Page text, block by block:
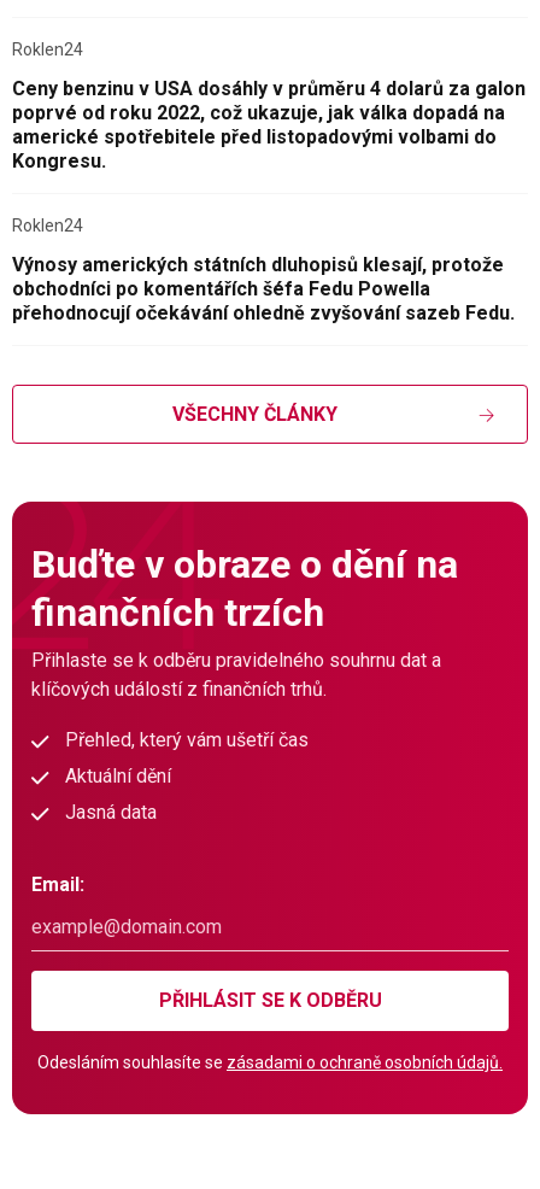
Roklen24
Ceny benzinu v USA dosáhly v průměru 4 dolarů za galon
poprvé od roku 2022, což ukazuje, jak válka dopadá na
americké spotřebitele před listopadovými volbami do
Kongresu.
Roklen24
Výnosy amerických státních dluhopisů klesají, protože
obchodníci po komentářích šéfa Fedu Powella
přehodnocují očekávání ohledně zvyšování sazeb Fedu.
VŠECHNY ČLÁNKY
Buďte v obraze o dění na
finančních trzích
Přihlaste se k odběru pravidelného souhrnu dat a
klíčových událostí z finančních trhů.
Přehled, který vám ušetří čas
Aktuální dění
Jasná data
Email:
PŘIHLÁSIT SE K ODBĚRU
Odesláním souhlasíte se zásadami o ochraně osobních údajů.